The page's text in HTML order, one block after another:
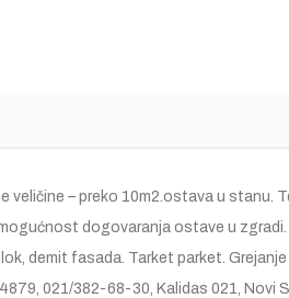
– preko 10m2.ostava u stanu.
dogovaranja ostave u
demit fasada. Tarket parket.
021/382-68-30, Kalidas 021, Novi